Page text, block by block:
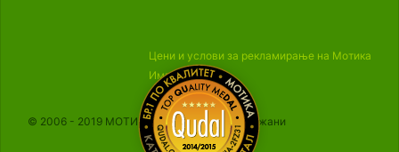
Цени и услови за рекламирање на Мотика
Импресум
© 2006 - 2019 МОТИКА, Сите права се задржани